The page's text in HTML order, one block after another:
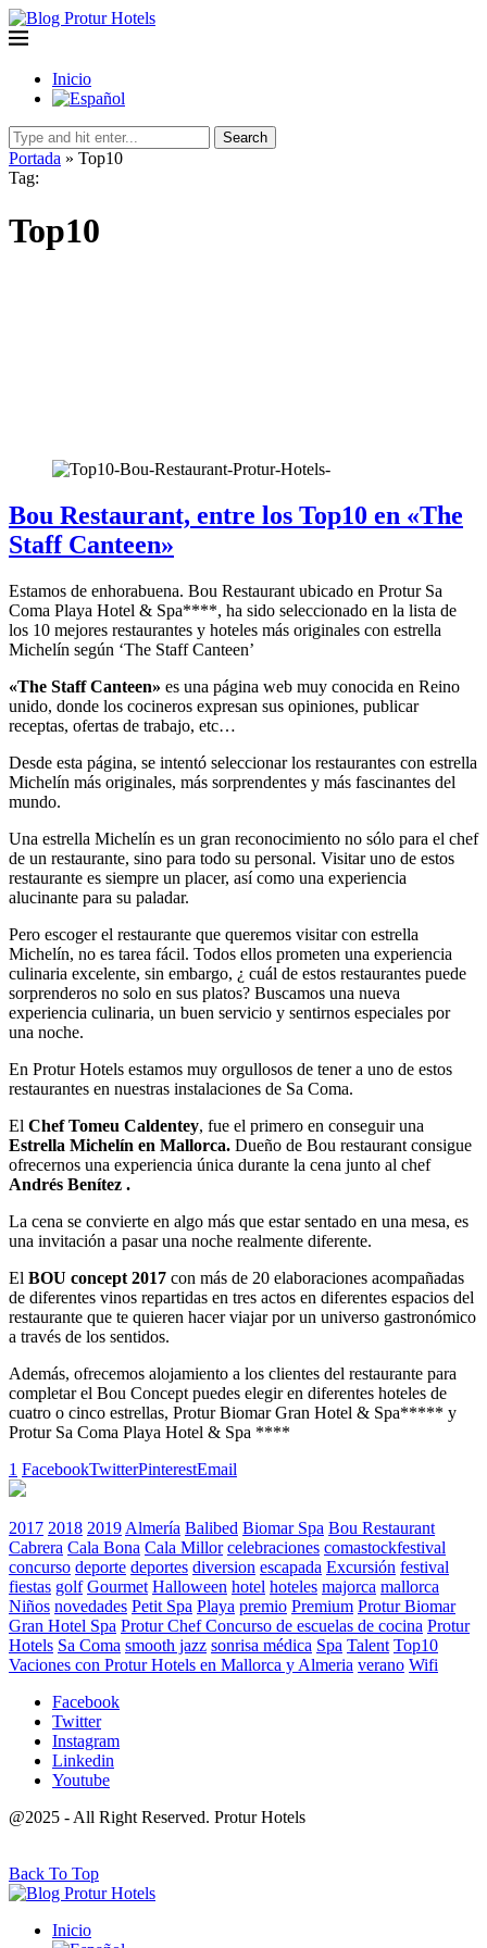
Inicio
Search
Portada » Top10
Tag:
Top10
Bou Restaurant, entre los Top10 en «The
Staff Canteen»
Estamos de enhorabuena. Bou Restaurant ubicado en Protur Sa
Coma Playa Hotel & Spa****, ha sido seleccionado en la lista de
los 10 mejores restaurantes y hoteles más originales con estrella
Michelín según ‘The Staff Canteen’
«The Staff Canteen» es una página web muy conocida en Reino
unido, donde los cocineros expresan sus opiniones, publicar
receptas, ofertas de trabajo, etc…
Desde esta página, se intentó seleccionar los restaurantes con estrella
Michelín más originales, más sorprendentes y más fascinantes del
mundo.
Una estrella Michelín es un gran reconocimiento no sólo para el chef
de un restaurante, sino para todo su personal. Visitar uno de estos
restaurante es siempre un placer, así como una experiencia
alucinante para su paladar.
Pero escoger el restaurante que queremos visitar con estrella
Michelín, no es tarea fácil. Todos ellos prometen una experiencia
culinaria excelente, sin embargo, ¿ cuál de estos restaurantes puede
sorprenderos no solo en sus platos? Buscamos una nueva
experiencia culinaria, un buen servicio y sentirnos especiales por
una noche.
En Protur Hotels estamos muy orgullosos de tener a uno de estos
restaurantes en nuestras instalaciones de Sa Coma.
El Chef Tomeu Caldentey, fue el primero en conseguir una
Estrella Michelín en Mallorca. Dueño de Bou restaurant consigue
ofrecernos una experiencia única durante la cena junto al chef
Andrés Benítez .
La cena se convierte en algo más que estar sentado en una mesa, es
una invitación a pasar una noche realmente diferente.
El BOU concept 2017 con más de 20 elaboraciones acompañadas
de diferentes vinos repartidas en tres actos en diferentes espacios del
restaurante que te quieren hacer viajar por un universo gastronómico
a través de los sentidos.
Además, ofrecemos alojamiento a los clientes del restaurante para
completar el Bou Concept puedes elegir en diferentes hoteles de
cuatro o cinco estrellas, Protur Biomar Gran Hotel & Spa***** y
Protur Sa Coma Playa Hotel & Spa ****
1 FacebookTwitterPinterestEmail
2017 2018 2019 Almería Balibed Biomar Spa Bou Restaurant
Cabrera Cala Bona Cala Millor celebraciones comastockfestival
concurso deporte deportes diversion escapada Excursión festival
fiestas golf Gourmet Halloween hotel hoteles majorca mallorca
Niños novedades Petit Spa Playa premio Premium Protur Biomar
Gran Hotel Spa Protur Chef Concurso de escuelas de cocina Protur
Hotels Sa Coma smooth jazz sonrisa médica Spa Talent Top10
Vaciones con Protur Hotels en Mallorca y Almeria verano Wifi
Facebook
Twitter
Instagram
Linkedin
Youtube
@2025 - All Right Reserved. Protur Hotels
Back To Top
Inicio